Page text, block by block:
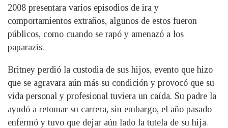
2008 presentara varios episodios de ira y
comportamientos extraños, algunos de estos fueron
públicos, como cuando se rapó y amenazó a los
paparazis.
Britney perdió la custodia de sus hijos, evento que hizo
que se agravara aún más su condición y provocó que su
vida personal y profesional tuviera un caída. Su padre la
ayudó a retomar su carrera, sin embargo, el año pasado
enfermó y tuvo que dejar aún lado la tutela de su hija.